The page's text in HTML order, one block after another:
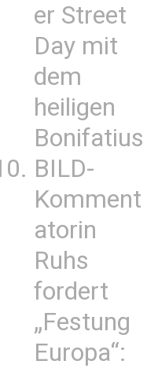
er Street
Day mit
dem
heiligen
Bonifatius
BILD-
Komment
atorin
Ruhs
fordert
„Festung
Europa“: